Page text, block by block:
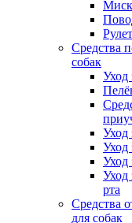
Средства
собак
Уход
Уход
Уход
Уход
Уход
рта
Средства
для собак